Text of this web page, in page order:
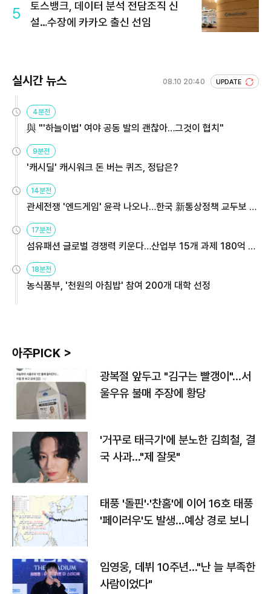
5
토스뱅크, 데이터 분석 전담조직 신
설…수장에 카카오 출신 선임
실시간 뉴스 08.10 20:40 UPDATE
4분전
與 "'하늘이법' 여야 공동 발의 괜찮아…그것이 협치"
9분전
'캐시딜' 캐시워크 돈 버는 퀴즈, 정답은?
14분전
관세전쟁 '엔드게임' 윤곽 나오나…한국 新통상정책 교두보 활
17분전
섬유패션 글로벌 경쟁력 키운다…산업부 15개 과제 180억 지
18분전
농식품부, '천원의 아침밥' 참여 200개 대학 선정
아주PICK >
광복절 앞두고 "김구는 빨갱이"…서
울우유 불매 주장에 황당
'거꾸로 태극기'에 분노한 김희철, 결
국 사과…"제 잘못"
태풍 '돌핀'·'찬홈'에 이어 16호 태풍
'페이러우'도 발생…예상 경로 보니
임영웅, 데뷔 10주년…"난 늘 부족한
사람이었다"